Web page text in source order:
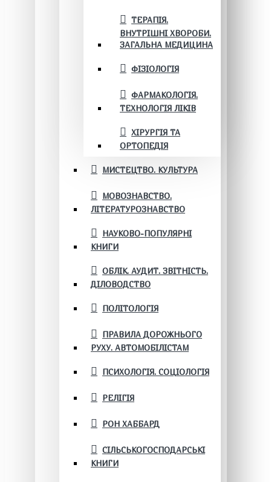
ТЕРАПІЯ.
ВНУТРІШНІ ХВОРОБИ.
ЗАГАЛЬНА МЕДИЦИНА
ФІЗІОЛОГІЯ
ФАРМАКОЛОГІЯ.
ТЕХНОЛОГІЯ ЛІКІВ
ХІРУРГІЯ ТА
ОРТОПЕДІЯ
МИСТЕЦТВО. КУЛЬТУРА
МОВОЗНАВСТВО.
ЛІТЕРАТУРОЗНАВСТВО
НАУКОВО-ПОПУЛЯРНІ
КНИГИ
ОБЛІК. АУДИТ. ЗВІТНІСТЬ.
ДІЛОВОДСТВО
ПОЛІТОЛОГІЯ
ПРАВИЛА ДОРОЖНЬОГО
РУХУ. АВТОМОБІЛІСТАМ
ПСИХОЛОГІЯ. СОЦІОЛОГІЯ
РЕЛІГІЯ
РОН ХАББАРД
СІЛЬСЬКОГОСПОДАРСЬКІ
КНИГИ